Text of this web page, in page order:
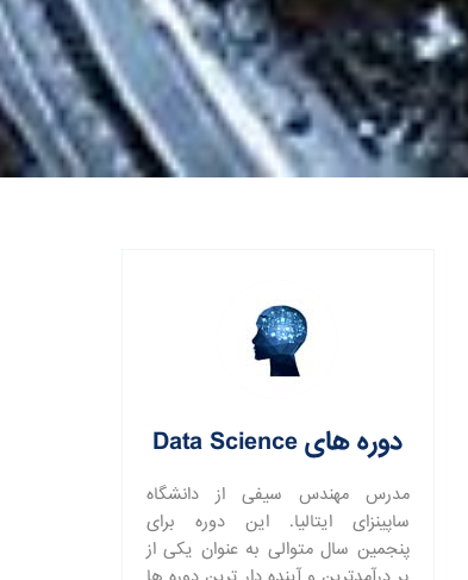
دوره های Data Science
مدرس مهندس سیفی از دانشگاه
ساپینزای ایتالیا. این دوره برای
پنجمین سال متوالی به عنوان یکی از